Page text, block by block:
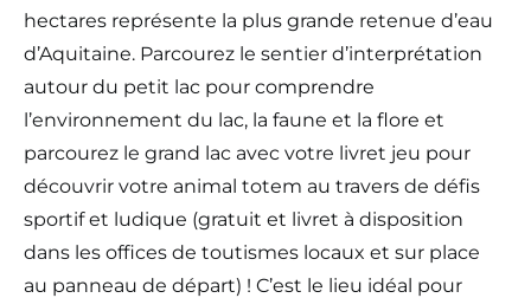
hectares représente la plus grande retenue d’eau
d’Aquitaine. Parcourez le sentier d’interprétation
autour du petit lac pour comprendre
l’environnement du lac, la faune et la flore et
parcourez le grand lac avec votre livret jeu pour
découvrir votre animal totem au travers de défis
sportif et ludique (gratuit et livret à disposition
dans les offices de toutismes locaux et sur place
au panneau de départ) ! C’est le lieu idéal pour